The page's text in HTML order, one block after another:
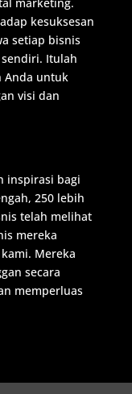
kesuksesan
setiap bisnis
sendiri. Itulah
Anda untuk
visi dan
inspirasi bagi
, 250 lebih
telah melihat
mereka
kami. Mereka
secara
memperluas